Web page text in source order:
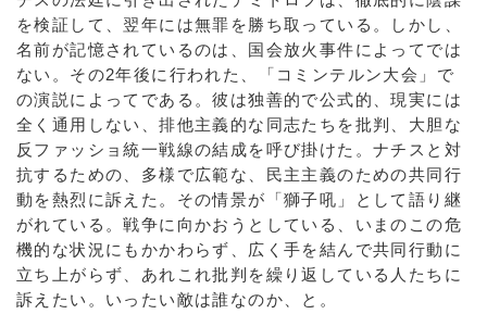
を検証して、翌年には無罪を勝ち取っている。しかし、
名前が記憶されているのは、国会放火事件によってでは
ない。その2年後に行われた、「コミンテルン大会」で
の演説によってである。彼は独善的で公式的、現実には
全く通用しない、排他主義的な同志たちを批判、大胆な
反ファッショ統一戦線の結成を呼び掛けた。ナチスと対
抗するための、多様で広範な、民主主義のための共同行
動を熱烈に訴えた。その情景が「獅子吼」として語り継
がれている。戦争に向かおうとしている、いまのこの危
機的な状況にもかかわらず、広く手を結んで共同行動に
立ち上がらず、あれこれ批判を繰り返している人たちに
訴えたい。いったい敵は誰なのか、と。